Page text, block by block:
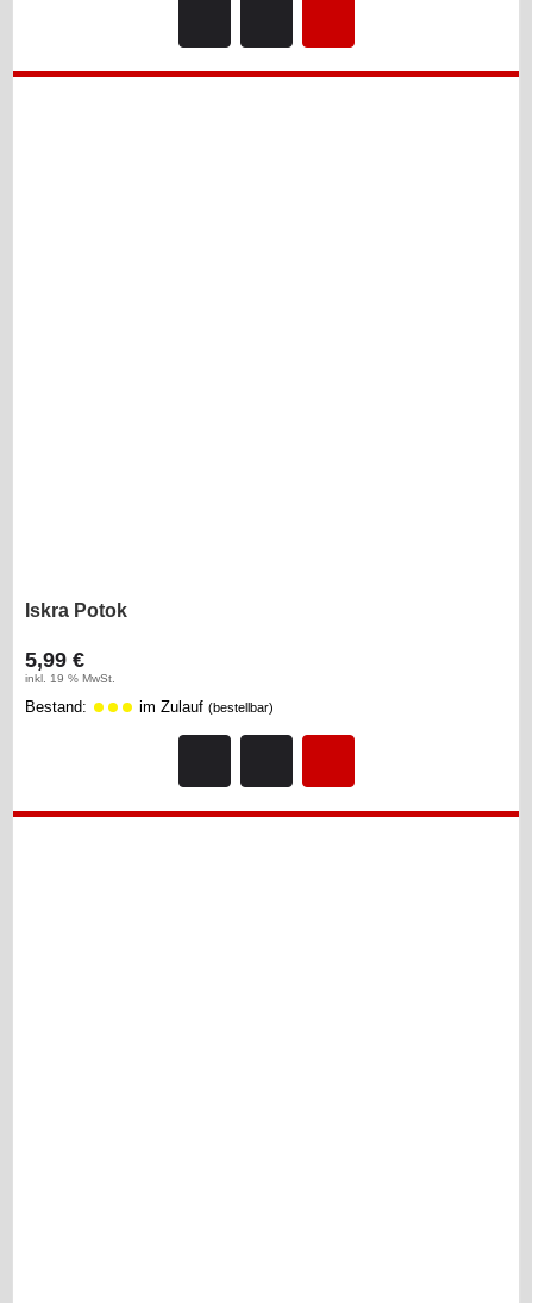
Iskra Potok
5,99 €
inkl. 19 % MwSt.
Bestand: im Zulauf (bestellbar)